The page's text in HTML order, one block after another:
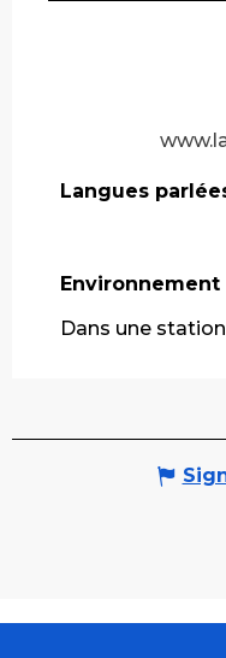
Langues
Langues
Environnement
Environnement
Dans une